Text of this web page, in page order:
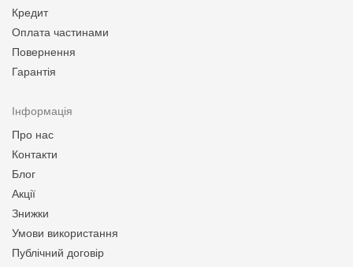
Кредит
Оплата частинами
Повернення
Гарантія
Інформація
Про нас
Контакти
Блог
Акції
Знижки
Умови використання
Публічний договір